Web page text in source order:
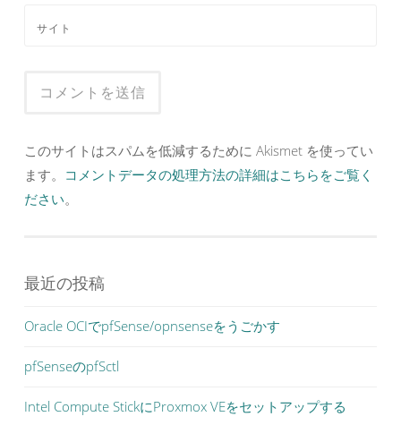
サイト
このサイトはスパムを低減するために Akismet を使ってい
ます。 コメントデータの処理方法の詳細はこちらをご覧く
ださい。
最近の投稿
Oracle OCIでpfSense/opnsenseをうごかす
pfSenseのpfSctl
Intel Compute StickにProxmox VEをセットアップする